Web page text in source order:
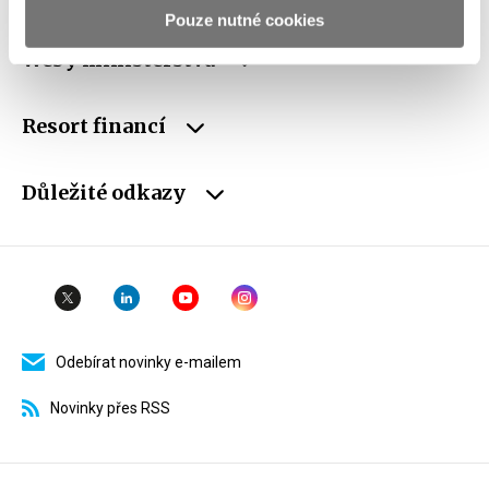
Pouze nutné cookies
Weby ministerstva
Resort financí
Důležité odkazy
Odebírat novinky e-mailem
Novinky přes RSS